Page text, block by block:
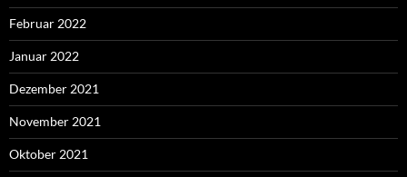
Februar 2022
Januar 2022
Dezember 2021
November 2021
Oktober 2021